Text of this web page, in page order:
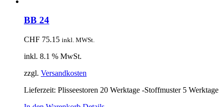
BB 24
CHF 75.15 inkl. MWSt.
inkl. 8.1 % MwSt.
zzgl. Versandkosten
Lieferzeit: Plisseestoren 20 Werktage -Stoffmuster 5 Werktage